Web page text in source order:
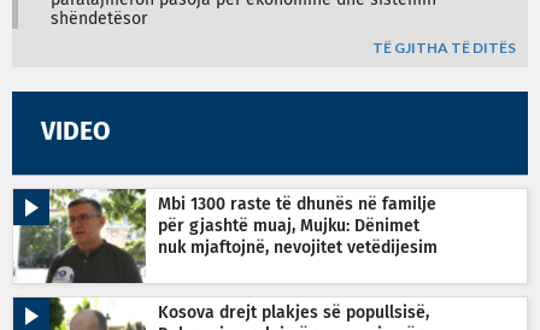
shëndetësor
TË GJITHA TË DITËS
VIDEO
Mbi 1300 raste të dhunës në familje
për gjashtë muaj, Mujku: Dënimet
nuk mjaftojnë, nevojitet vetëdijesim
Kosova drejt plakjes së popullsisë,